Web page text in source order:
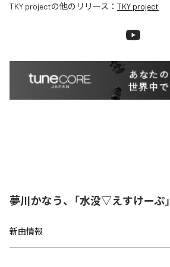
TKY projectの他のリリース： TKY project
夢川かなう、「水没▽えすけーぷ
新曲情報